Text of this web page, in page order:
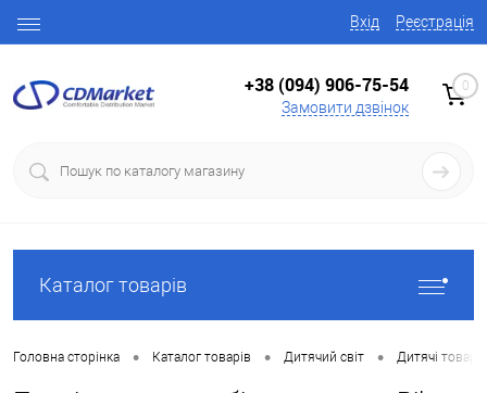
Вхід Реєстрація
+38 (094) 906-75-54
Замовити дзвінок
0
Каталог товарів
Головна сторінка • Каталог товарів • Дитячий світ • Дитячі